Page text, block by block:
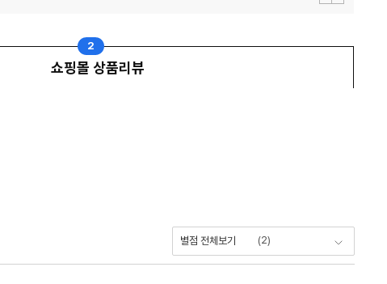
쇼핑몰 상품리뷰
2
별점 전체보기 (2)